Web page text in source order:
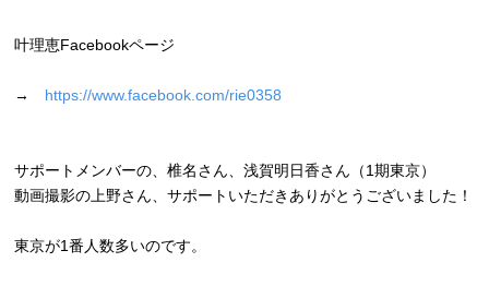
叶理恵Facebookページ
→ https://www.facebook.com/rie0358
サポートメンバーの、椎名さん、浅賀明日香さん（1期東京）
動画撮影の上野さん、サポートいただきありがとうございました！
東京が1番人数多いのです。